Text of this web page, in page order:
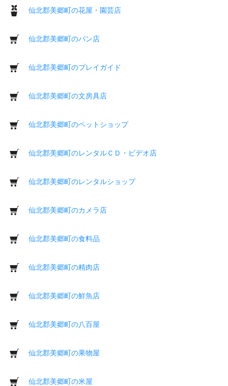
仙北郡美郷町の花屋・園芸店
仙北郡美郷町のパン店
仙北郡美郷町のプレイガイド
仙北郡美郷町の文房具店
仙北郡美郷町のペットショップ
仙北郡美郷町のレンタルＣＤ・ビデオ店
仙北郡美郷町のレンタルショップ
仙北郡美郷町のカメラ店
仙北郡美郷町の食料品
仙北郡美郷町の精肉店
仙北郡美郷町の鮮魚店
仙北郡美郷町の八百屋
仙北郡美郷町の果物屋
仙北郡美郷町の米屋